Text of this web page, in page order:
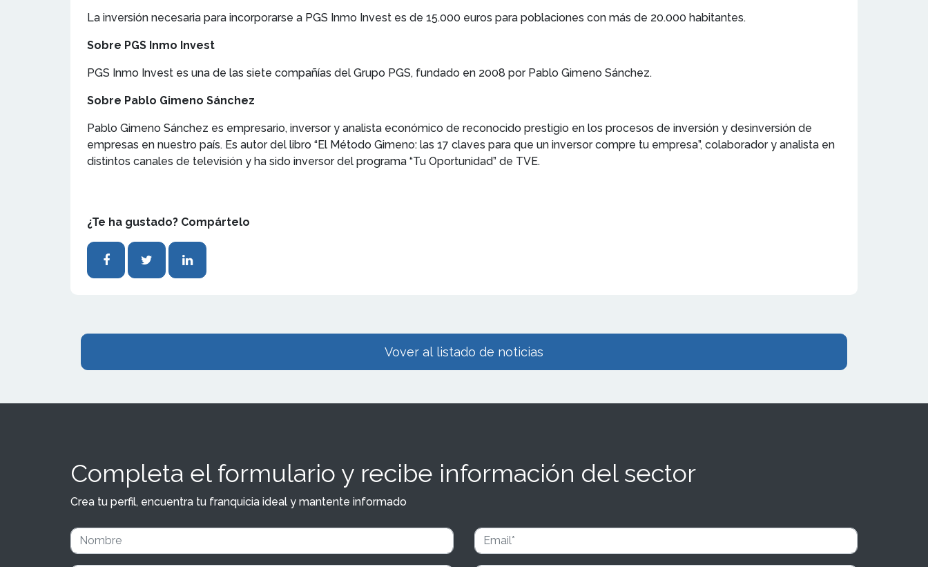
La inversión necesaria para incorporarse a PGS Inmo Invest es de 15.000 euros para poblaciones con más de 20.000 habitantes.
Sobre PGS Inmo Invest
PGS Inmo Invest es una de las siete compañías del Grupo PGS, fundado en 2008 por Pablo Gimeno Sánchez.
Sobre Pablo Gimeno Sánchez
Pablo Gimeno Sánchez es empresario, inversor y analista económico de reconocido prestigio en los procesos de inversión y desinversión de
empresas en nuestro país. Es autor del libro “El Método Gimeno: las 17 claves para que un inversor compre tu empresa”, colaborador y analista en
distintos canales de televisión y ha sido inversor del programa “Tu Oportunidad” de TVE.
¿Te ha gustado? Compártelo
Vover al listado de noticias
Completa el formulario y recibe información del sector
Crea tu perfil, encuentra tu franquicia ideal y mantente informado